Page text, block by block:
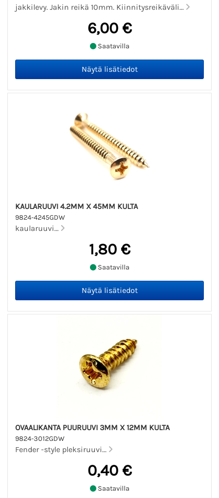
jakkilevy. Jakin reikä 10mm. Kiinnitysreikäväli...
6,00 €
Saatavilla
KAULARUUVI 4.2MM X 45MM KULTA
9824-4245GDW
kaularuuvi...
1,80 €
Saatavilla
OVAALIKANTA PUURUUVI 3MM X 12MM KULTA
9824-3012GDW
Fender -style pleksiruuvi...
0,40 €
Saatavilla